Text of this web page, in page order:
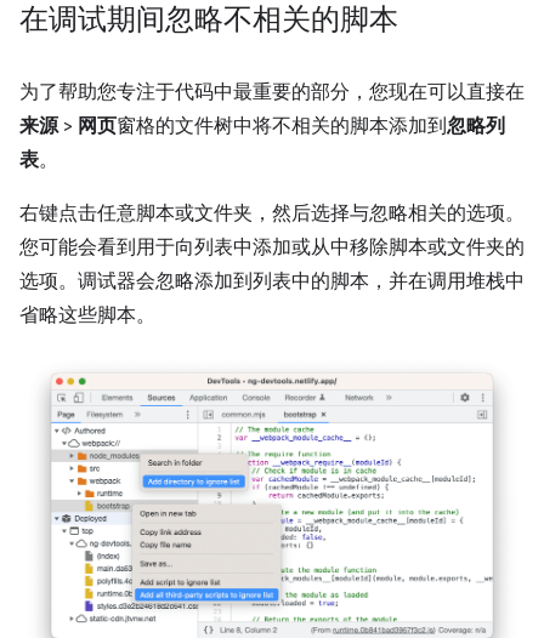
在调试期间忽略不相关的脚本
为了帮助您专注于代码中最重要的部分，您现在可以直接在
来源> 网页窗格的文件树中将不相关的脚本添加到忽略列
表。
右键点击任意脚本或文件夹，然后选择与忽略相关的选项。
您可能会看到用于向列表中添加或从中移除脚本或文件夹的
选项。调试器会忽略添加到列表中的脚本，并在调用堆栈中
省略这些脚本。